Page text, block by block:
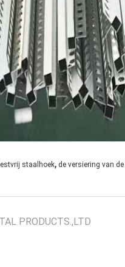
staalhoek, de versiering van
PRODUCTS.,LTD